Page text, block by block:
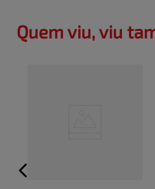
Quem viu, viu